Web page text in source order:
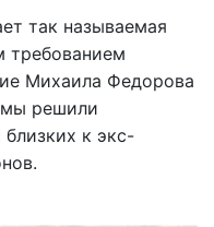
так называемая
требованием
Михаила Федорова
мы решили
к экс-